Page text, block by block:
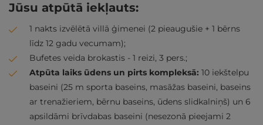
Jūsu atpūtā iekļauts:
1 nakts izvēlētā villā ģimenei (2 pieaugušie + 1 bērns
līdz 12 gadu vecumam);
Bufetes veida brokastis - 1 reizi, 3 pers.;
Atpūta laiks ūdens un pirts kompleksā: 10 iekštelpu
baseini (25 m sporta baseins, masāžas baseini, baseins
ar trenažieriem, bērnu baseins, ūdens slidkalniņš) un 6
apsildāmi brīvdabas baseini (nesezonā pieejami 2